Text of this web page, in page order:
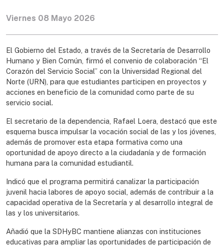
Viernes 08 Mayo 2026
El Gobierno del Estado, a través de la Secretaría de Desarrollo
Humano y Bien Común, firmó el convenio de colaboración “El
Corazón del Servicio Social” con la Universidad Regional del
Norte (URN), para que estudiantes participen en proyectos y
acciones en beneficio de la comunidad como parte de su
servicio social.
El secretario de la dependencia, Rafael Loera, destacó que este
esquema busca impulsar la vocación social de las y los jóvenes,
además de promover esta etapa formativa como una
oportunidad de apoyo directo a la ciudadanía y de formación
humana para la comunidad estudiantil.
Indicó que el programa permitirá canalizar la participación
juvenil hacia labores de apoyo social, además de contribuir a la
capacidad operativa de la Secretaría y al desarrollo integral de
las y los universitarios.
Añadió que la SDHyBC mantiene alianzas con instituciones
educativas para ampliar las oportunidades de participación de